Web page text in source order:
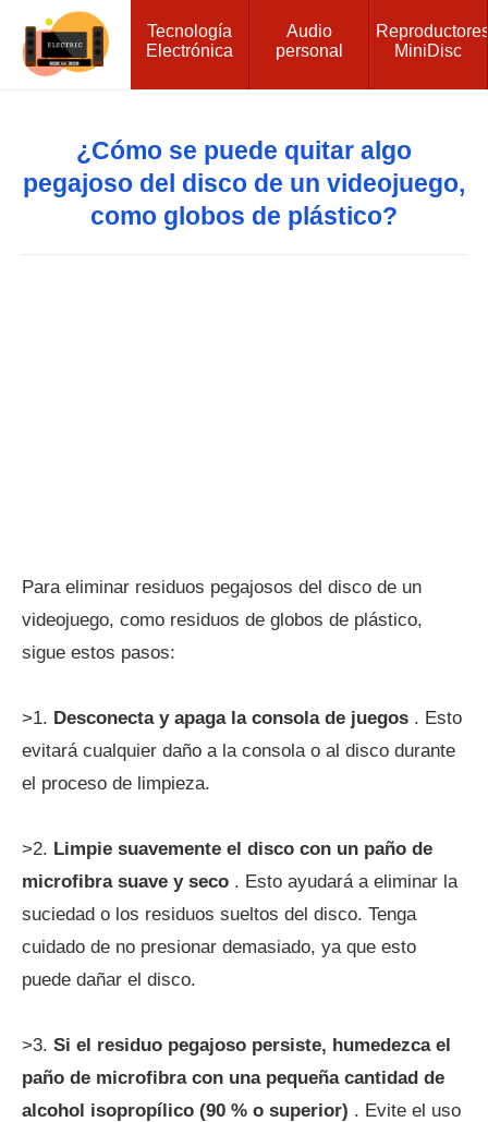
Tecnología
Electrónica
Audio
personal
MiniDisc
¿Cómo se puede quitar algo
pegajoso del disco de un videojuego,
como globos de plástico?
Para eliminar residuos pegajosos del disco de un
videojuego, como residuos de globos de plástico,
sigue estos pasos:
>1. Desconecta y apaga la consola de juegos . Esto
evitará cualquier daño a la consola o al disco durante
el proceso de limpieza.
>2. Limpie suavemente el disco con un paño de
microfibra suave y seco . Esto ayudará a eliminar la
suciedad o los residuos sueltos del disco. Tenga
cuidado de no presionar demasiado, ya que esto
puede dañar el disco.
>3. Si el residuo pegajoso persiste, humedezca el
paño de microfibra con una pequeña cantidad de
alcohol isopropílico (90 % o superior) . Evite el uso